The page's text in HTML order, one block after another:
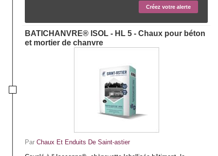
Créez votre alerte
BATICHANVRE® ISOL - HL 5 - Chaux pour béton
et mortier de chanvre
Par Chaux Et Enduits De Saint-astier